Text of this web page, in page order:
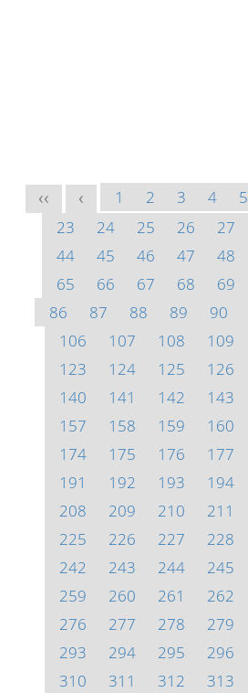
<< < 1 2 3 4 5
23
24 25 26 27
44
45 46 47 48
65
66 67 68 69
86
87 88 89 90
106
107 108 109
123
124 125 126
140
141 142 143
157
158 159 160
174
175 176 177
191
192 193 194
208
209 210 211
225
226 227 228
242
243 244 245
259
260 261 262
276
277 278 279
293
294 295 296
310
311 312 313